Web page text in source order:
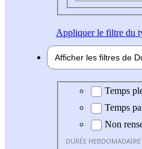
Appliquerle filtre du
Afficher les filtres de
Durée
Temps
Temps
Non
DURÉE HEBDOMADAIRE